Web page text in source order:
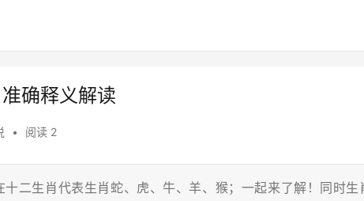
确释义解读
• 阅读 2
二生肖代表生肖蛇、虎、牛、羊、猴；一起来了解！同时生